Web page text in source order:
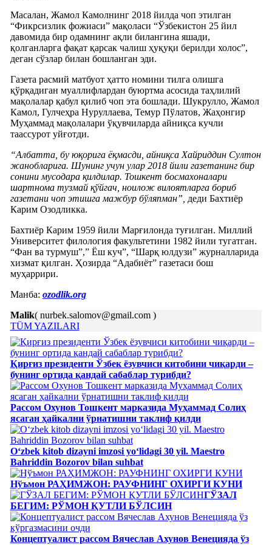
Масалан, Жамол Камолнинг 2018 йилда чоп этилган
“Фикрсизлик фожиаси” мақоласи “Ўзбекистон 25 йил
давомида бир одамнинг ақли билангина яшади,
қолганларга фақат қарсак чалиш ҳуқуқи берилди холос”,
деган сўзлар билан бошланган эди.
Газета расмий матбуот ҳатто номини тилга олишга
қўрқадиган муаллифлардан буюртма асосида таҳлилий
мақолалар қабул қилиб чоп эта бошлади. Шукрулло, Жамол
Камол, Гулчеҳра Нуруллаева, Темур Пўлатов, Жаҳонгир
Муҳаммад мақолалари ўқувчиларда айниқса кучли
таассурот уйғотди.
“Албатта, бу юқорига ёқмасди, айниқса Хайриддин Султон
жанобларига. Шунинг учун улар 2018 йили газетанинг бир
сонини мусодара қилдилар. Тошкент босмахоналари
шартнома тузмай қўйгач, ноилож вилоятларга бориб
газетани чоп этишга мажбур бўляпман”, деди Бахтиёр
Карим Озодликка.
Бахтиёр Карим 1959 йили Марғилонда туғилган. Миллий
Университет филология факультетини 1982 йили тугатган.
“Фан ва турмуш”,” Ёш куч”, “Шарқ юлдузи” журналларида
хизмат қилган. Ҳозирда “Адабиёт” газетаси бош
муҳаррири.
Манба: ozodlik.org
Malik( nurbek.salomov@gmail.com )
TÜM YAZILARI
Қирғиз президенти Ўзбек ёзувчиси китобини чиқарди –
бунинг ортида қандай сабаблар турибди?
Рассом Охунов Тошкент марказида Муҳаммад Солиҳ
яcаган ҳайкални ўрнатишни таклиф қилди
Oʻzbek kitob dizayni imzosi yoʻlidagi 30 yil. Maestro
Bahriddin Bozorov bilan suhbat
Нўъмон РАҲИМЖОН: РАУФНИНГ ОХИРГИ КУНИ
ГЎЗАЛ
БЕГИМ: РЎМОН ҚУТЛИ БЎЛСИН
Концептуалист рассом Вячеслав Ахунов Венецияда ўз